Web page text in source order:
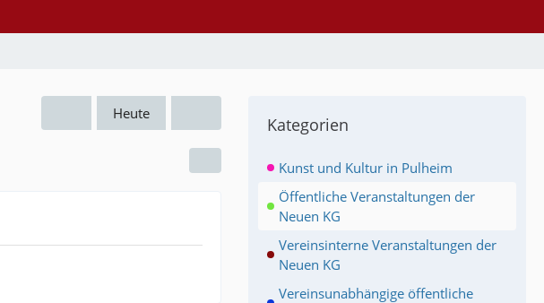
Heute
Kategorien
Kunst und Kultur in Pulheim
Öffentliche Veranstaltungen der
Neuen KG
Vereinsinterne Veranstaltungen der
Neuen KG
Vereinsunabhängige öffentliche